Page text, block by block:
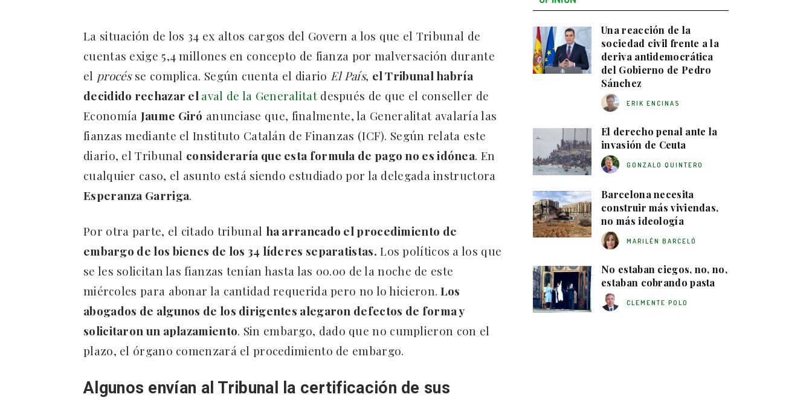
La situación de los 34 ex altos cargos del Govern a los que el Tribunal de
cuentas exige 5,4 millones en concepto de fianza por malversación durante
el procésse complica. Según cuenta el diario El País, el Tribunal habría
decidido rechazar el aval de la Generalitat después de que el conseller de
Economía Jaume Giró anunciase que, finalmente, la Generalitat avalaría las
fianzas mediante el Instituto Catalán de Finanzas (ICF). Según relata este
diario, el Tribunal consideraría que esta formula de pago no es idónea. En
cualquier caso, el asunto está siendo estudiado por la delegada instructora
Esperanza Garriga.
Por otra parte, el citado tribunal ha arrancado el procedimiento de
embargo de los bienes de los 34 líderes separatistas. Los políticos a los que
se les solicitan las fianzas tenían hasta las 00.00 de la noche de este
miércoles para abonar la cantidad requerida pero no lo hicieron. Los
abogados de algunos de los dirigentes alegaron defectos de forma y
solicitaron un aplazamiento. Sin embargo, dado que no cumplieron con el
plazo, el órgano comenzará el procedimiento de embargo.
Algunos envían al Tribunal la certificación de sus
Una reacción de la
sociedad civil frente a la
deriva antidemocrática
del Gobierno de Pedro
Sánchez
ERIK ENCINAS
El derecho penal ante la
invasión de Ceuta
GONZALO QUINTERO
Barcelona necesita
construir más viviendas,
no más ideología
MARILÉN BARCELÓ
No estaban ciegos, no, no,
estaban cobrando pasta
CLEMENTE POLO